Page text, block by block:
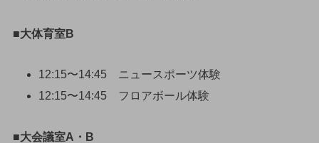
■大体育室B
12:15〜14:45 ニュースポーツ体験
12:15〜14:45 フロアボール体験
■大会議室A・B